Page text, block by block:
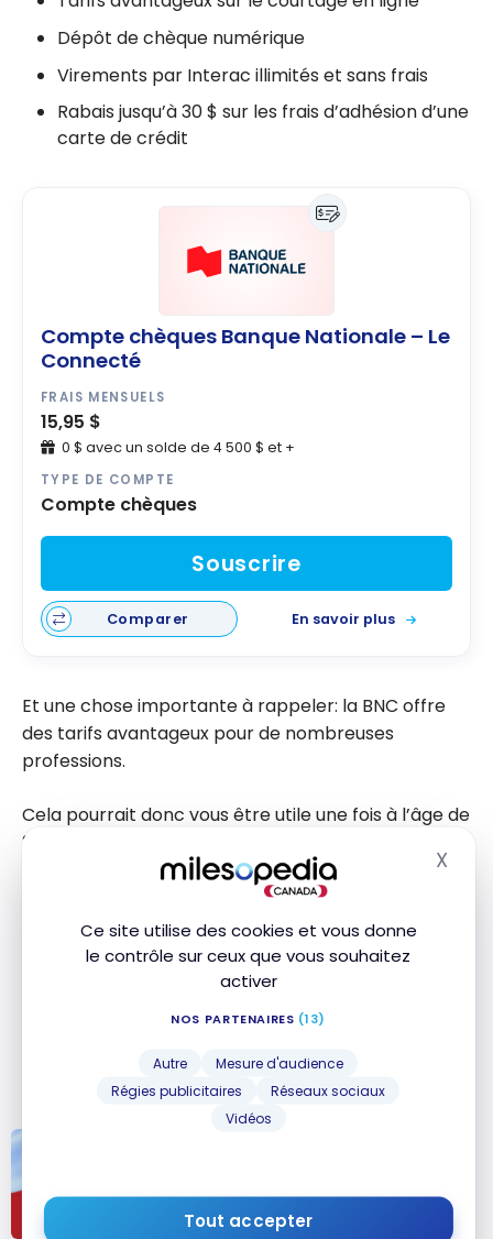
Ce site utilise des cookies et vous donne
le contrôle sur ceux que vous souhaitez
activer
NOS PARTENAIRES (13)
Autre
Mesure d'audience
Régies publicitaires
Réseaux sociaux
Vidéos
Tout accepter
X
Dépôt de chèque numérique
Virements par Interac illimités et sans frais
Rabais jusqu’à 30 $ sur les frais d’adhésion d’une
carte de crédit
Compte chèques Banque Nationale – Le
Connecté
FRAIS MENSUELS
15,95 $
0 $ avec un solde de 4 500 $ et +
TYPE DE COMPTE
Compte chèques
Souscrire
Comparer En savoir plus
Et une chose importante à rappeler: la BNC offre
des tarifs avantageux pour de nombreuses
professions.
Cela pourrait donc vous être utile une fois à l’âge de
25 ans, si vous exercez l’une de ces professions:
professionnels en administration
professionnels en droit et affaires
ingénieurs et diplômés en génie
professionnels du domaine de la santé
professionnels en soins infirmiers
Banque Nationale - Août 2026